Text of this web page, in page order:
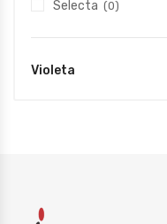
Selecta (0)
Violeta